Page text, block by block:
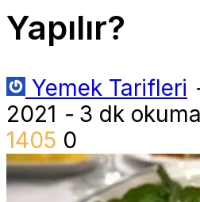
Yapılır?
Yemek Tarifleri
2021 -3 dk
1405 0